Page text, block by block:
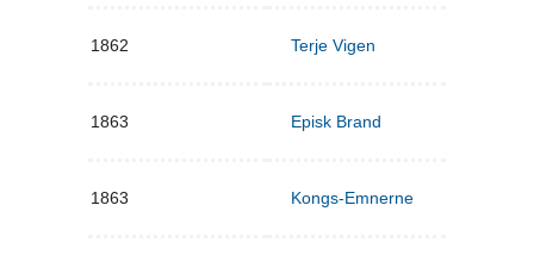
1862 Terje Vigen
1863 Episk Brand
1863 Kongs-Emnerne